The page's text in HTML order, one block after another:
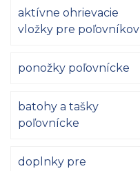
aktívne ohrievacie
vložky pre poľovníkov
ponožky poľovnícke
batohy a tašky
poľovnícke
doplnky pre